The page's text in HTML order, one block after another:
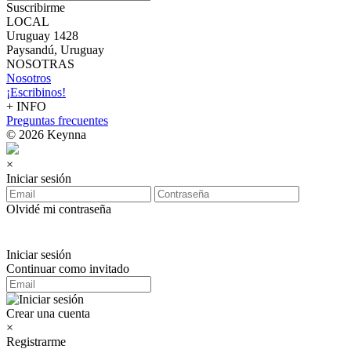
Suscribirme
LOCAL
Uruguay 1428
Paysandú, Uruguay
NOSOTRAS
Nosotros
¡Escribinos!
+ INFO
Preguntas frecuentes
© 2026 Keynna
×
Iniciar sesión
Olvidé mi contraseña
Iniciar sesión
Continuar como invitado
Crear una cuenta
×
Registrarme